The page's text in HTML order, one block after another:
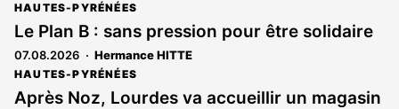
HAUTES-PYRÉNÉES
Le Plan B : sans pression pour être solidaire
07.08.2026 Hermance HITTE
HAUTES-PYRÉNÉES
Après Noz, Lourdes va accueillir un magasin